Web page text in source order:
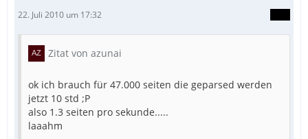
22. Juli 2010 um 17:32
Zitat von azunai
ok ich brauch für 47.000 seiten die geparsed werden
jetzt 10 std ;P
also 1.3 seiten pro sekunde.....
laaahm